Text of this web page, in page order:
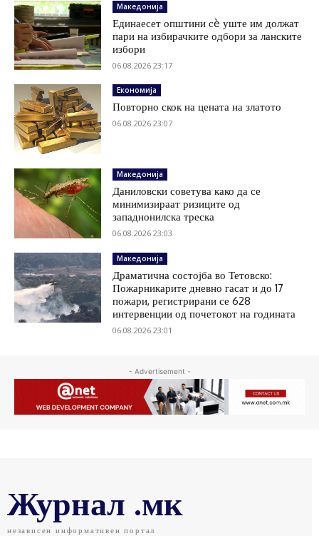
Македонија
Единаесет општини сè уште им должат
пари на избирачките одбори за ланските
избори
06.08.2026 23:17
Економија
Повторно скок на цената на златото
06.08.2026 23:07
Македонија
Даниловски советува како да се
минимизираат ризиците од
западнонилска треска
06.08.2026 23:03
Македонија
Драматична состојба во Тетовско:
Пожарникарите дневно гасат и до 17
пожари, регистрирани се 628
интервенции од почетокот на годината
06.08.2026 23:01
- Advertisement -
Журнал .мк
независен информативен портал